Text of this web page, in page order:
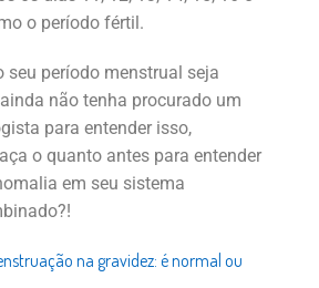
o período fértil.
seu período menstrual seja
não tenha procurado um
para entender isso,
o quanto antes para entender
em seu sistema
na gravidez: é normal ou